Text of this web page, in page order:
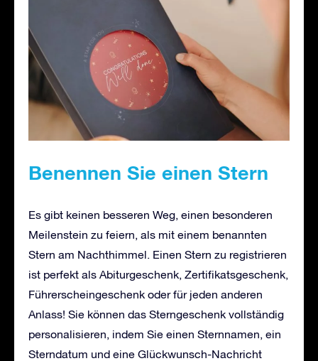
Benennen Sie einen Stern
Es gibt keinen besseren Weg, einen besonderen
Meilenstein zu feiern, als mit einem benannten
Stern am Nachthimmel. Einen Stern zu registrieren
ist perfekt als Abiturgeschenk, Zertifikatsgeschenk,
Führerscheingeschenk oder für jeden anderen
Anlass! Sie können das Sterngeschenk vollständig
personalisieren, indem Sie einen Sternnamen, ein
Sterndatum und eine Glückwunsch-Nachricht